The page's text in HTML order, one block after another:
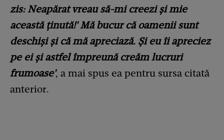
zis: Neapărat vreau să-mi creezi și mie
această ținută!' Mă bucur că oamenii sunt
deschiși și că mă apreciază. Și eu îi apreciez
pe ei și astfel împreună creăm lucruri
frumoase', a mai spus ea pentru sursa citată
anterior.